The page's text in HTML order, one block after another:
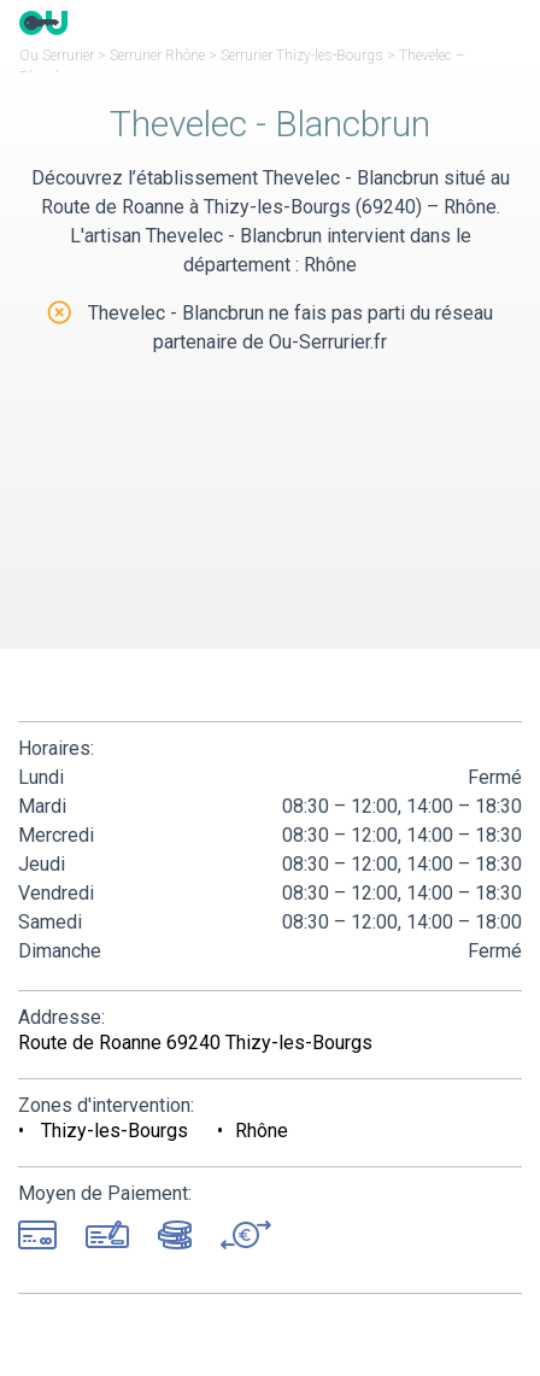
Panneau de gestion des cookies
Ou Serrurier > Serrurier Rhône > Serrurier Thizy-les-Bourgs > Thevelec –
Blancbrun
Thevelec - Blancbrun
Découvrez l’établissement Thevelec - Blancbrun situé au
Route de Roanne à Thizy-les-Bourgs (69240) – Rhône.
L'artisan Thevelec - Blancbrun intervient dans le
département : Rhône
Thevelec - Blancbrun ne fais pas parti du réseau
partenaire de Ou-Serrurier.fr
Horaires:
Lundi
Fermé
Mardi
08:30 – 12:00, 14:00 – 18:30
Mercredi
08:30 – 12:00, 14:00 – 18:30
Jeudi
08:30 – 12:00, 14:00 – 18:30
Vendredi
08:30 – 12:00, 14:00 – 18:30
Samedi
08:30 – 12:00, 14:00 – 18:00
Dimanche
Fermé
Addresse:
Route de Roanne 69240 Thizy-les-Bourgs
Zones d'intervention:
Thizy-les-Bourgs
Rhône
Moyen de Paiement: